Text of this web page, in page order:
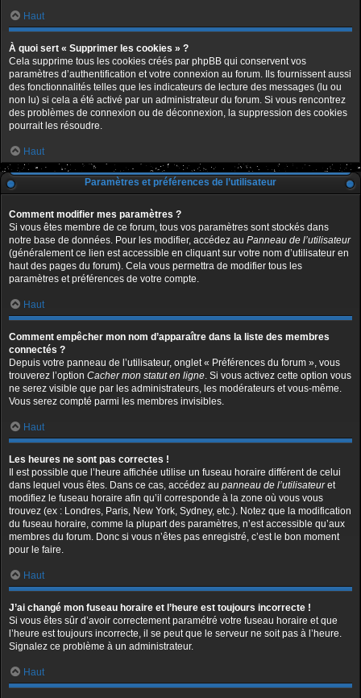
Haut
À quoi sert « Supprimer les cookies » ?
Cela supprime tous les cookies créés par phpBB qui conservent vos
paramètres d’authentification et votre connexion au forum. Ils fournissent aussi
des fonctionnalités telles que les indicateurs de lecture des messages (lu ou
non lu) si cela a été activé par un administrateur du forum. Si vous rencontrez
des problèmes de connexion ou de déconnexion, la suppression des cookies
pourrait les résoudre.
Haut
Paramètres et préférences de l’utilisateur
Comment modifier mes paramètres ?
Si vous êtes membre de ce forum, tous vos paramètres sont stockés dans
notre base de données. Pour les modifier, accédez au Panneau de l’utilisateur
(généralement ce lien est accessible en cliquant sur votre nom d’utilisateur en
haut des pages du forum). Cela vous permettra de modifier tous les
paramètres et préférences de votre compte.
Haut
Comment empêcher mon nom d’apparaître dans la liste des membres
connectés ?
Depuis votre panneau de l’utilisateur, onglet « Préférences du forum », vous
trouverez l’option Cacher mon statut en ligne. Si vous activez cette option vous
ne serez visible que par les administrateurs, les modérateurs et vous-même.
Vous serez compté parmi les membres invisibles.
Haut
Les heures ne sont pas correctes !
Il est possible que l’heure affichée utilise un fuseau horaire différent de celui
dans lequel vous êtes. Dans ce cas, accédez au panneau de l’utilisateuret
modifiez le fuseau horaire afin qu’il corresponde à la zone où vous vous
trouvez (ex : Londres, Paris, New York, Sydney, etc.). Notez que la modification
du fuseau horaire, comme la plupart des paramètres, n’est accessible qu’aux
membres du forum. Donc si vous n’êtes pas enregistré, c’est le bon moment
pour le faire.
Haut
J’ai changé mon fuseau horaire et l’heure est toujours incorrecte !
Si vous êtes sûr d’avoir correctement paramétré votre fuseau horaire et que
l’heure est toujours incorrecte, il se peut que le serveur ne soit pas à l’heure.
Signalez ce problème à un administrateur.
Haut